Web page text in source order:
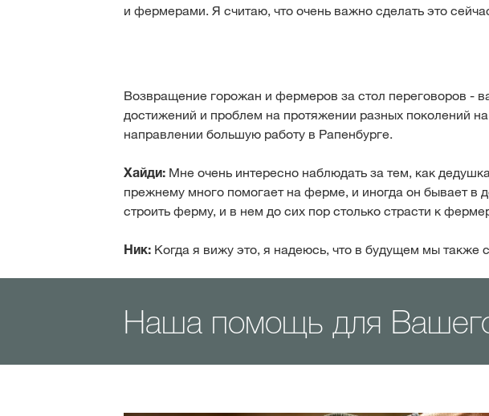
и фермерами. Я считаю, что очень важно сделать это
Возвращение горожан и фермеров за стол переговоров -
достижений и проблем на протяжении разных поколений
направлении большую работу в Рапенбурге.
Хайди: Мне очень интересно наблюдать за тем, как
прежнему много помогает на ферме, и иногда он бывает в
строить ферму, и в нем до сих пор столько страсти к
Ник: Когда я вижу это, я надеюсь, что в будущем мы
Наша помощь для